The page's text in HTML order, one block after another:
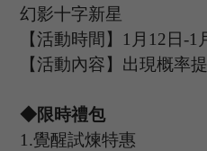
幻影十字新星
【活動時間】 1 月 12 日-1
【活動內容】出現概率
◆限時禮包
1.覺醒試煉特惠